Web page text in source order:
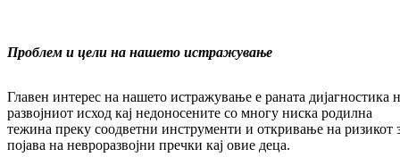
Проблем и цели на нашето истражување
Главен интерес на нашето истражување е раната дијагностика
развојниот исход кај недоносените со многу ниска родилна
тежина преку соодветни инструменти и откривање на ризикот
појава на невроразвојни пречки кај овие деца.